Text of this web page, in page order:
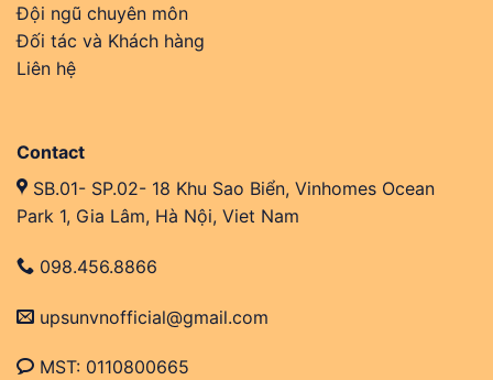
Đội ngũ chuyên môn
Đối tác và Khách hàng
Liên hệ
Contact
SB.01- SP.02- 18 Khu Sao Biển, Vinhomes Ocean
Park 1, Gia Lâm, Hà Nội, Viet Nam
098.456.8866
upsunvnofficial@gmail.com
MST: 0110800665